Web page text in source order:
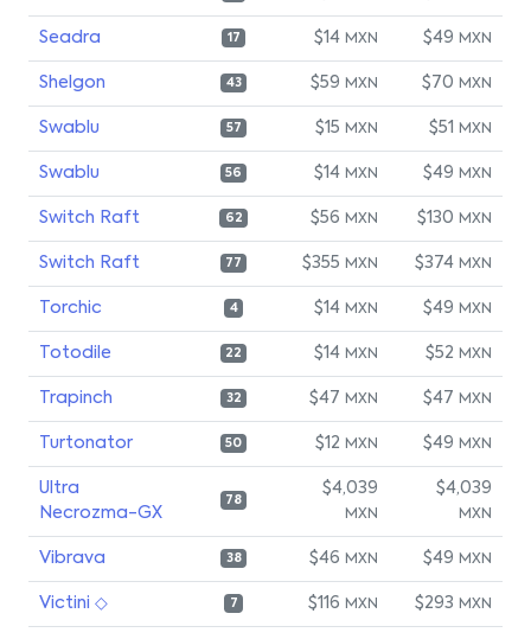
Seadra 17 $14 MXN $49 MXN
Shelgon 43 $59 MXN $70 MXN
Swablu 57 $15 MXN $51 MXN
Swablu 56 $14 MXN $49 MXN
Switch Raft 62 $56 MXN $130 MXN
Switch Raft 77 $355 MXN $374 MXN
Torchic 4 $14 MXN $49 MXN
Totodile 22 $14 MXN $52 MXN
Trapinch 32 $47 MXN $47 MXN
Turtonator 50 $12 MXN $49 MXN
Ultra
Necrozma-GX
78
$4,039
MXN
$4,039
MXN
Vibrava 38 $46 MXN $49 MXN
Victini ◇ 7 $116 MXN $293 MXN